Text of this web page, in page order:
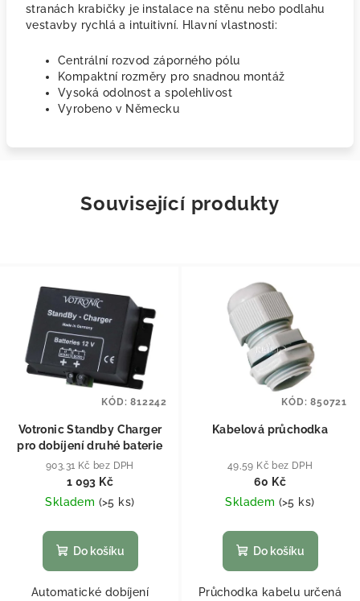
stranách krabičky je instalace na stěnu nebo podlahu
vestavby rychlá a intuitivní. Hlavní vlastnosti:
Centrální rozvod záporného pólu
Kompaktní rozměry pro snadnou montáž
Vysoká odolnost a spolehlivost
Vyrobeno v Německu
Související produkty
Votronic Standby Charger
pro dobíjení druhé baterie
903,31 Kč bez DPH
1 093 Kč
Skladem (>5 ks)
Do košíku
Automatické dobíjení
KÓD:812242
Kabelová průchodka
49,59 Kč bez DPH
60 Kč
Skladem (>5 ks)
Do košíku
Průchodka kabelu určená
KÓD:850721